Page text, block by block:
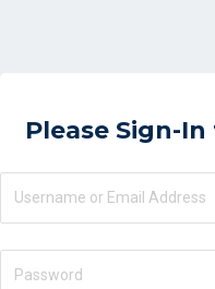
Please Sign-